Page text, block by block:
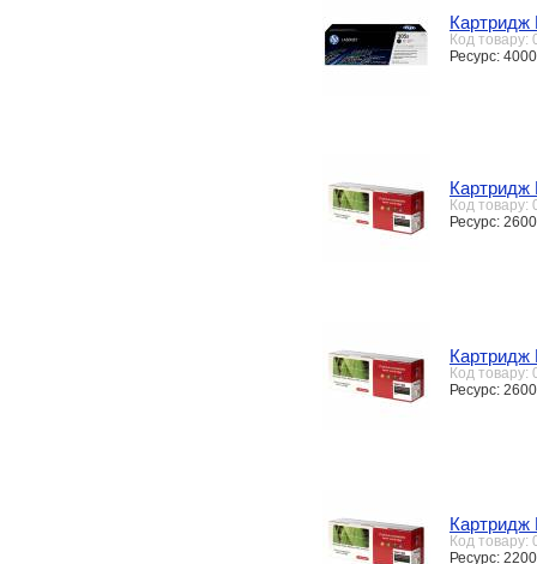
Картридж
Код товару:
Ресурс:
Картридж
Код товару:
Ресурс:
Картридж
Код товару:
Ресурс:
Картридж
Код товару:
Ресурс: